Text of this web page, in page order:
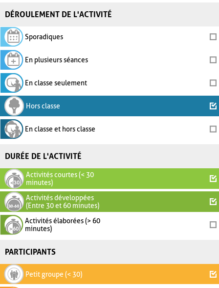
DÉROULEMENT DE L'ACTIVITÉ
Sporadiques
En plusieurs séances
En classe seulement
Hors classe
En classe et hors classe
DURÉE DE L'ACTIVITÉ
Activités courtes (< 30
minutes)
Activités développées
(Entre 30 et 60 minutes)
Activités élaborées (> 60
minutes)
PARTICIPANTS
Petit groupe (< 30)